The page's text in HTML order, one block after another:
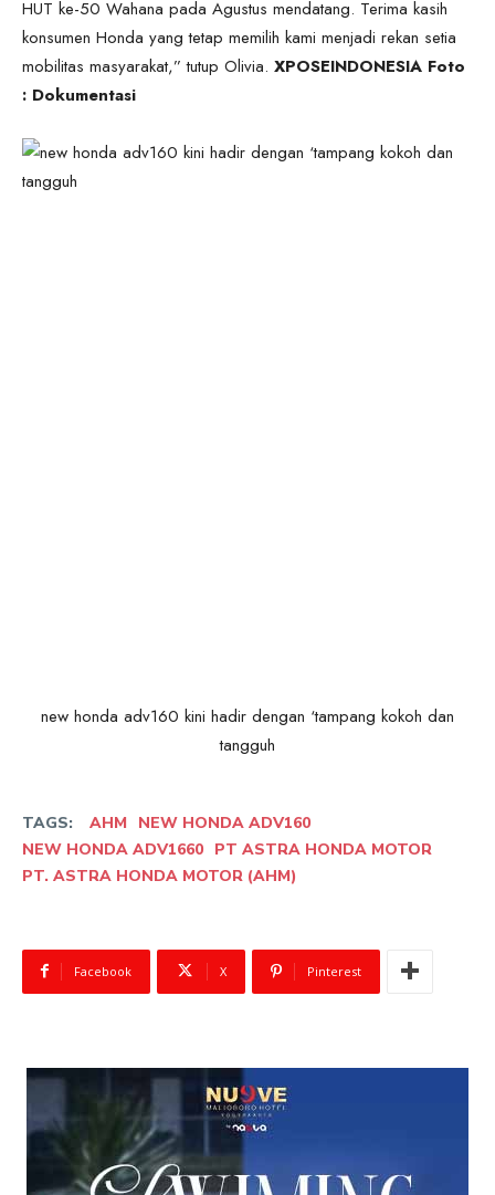
HUT ke-50 Wahana pada Agustus mendatang. Terima kasih
konsumen Honda yang tetap memilih kami menjadi rekan setia
mobilitas masyarakat,” tutup Olivia. XPOSEINDONESIA Foto
: Dokumentasi
new honda adv160 kini hadir dengan ‘tampang kokoh dan
tangguh
TAGS: AHM
NEW HONDA ADV160
NEW HONDA ADV1660 PT ASTRA HONDA MOTOR
PT. ASTRA HONDA MOTOR (AHM)
Facebook X Pinterest